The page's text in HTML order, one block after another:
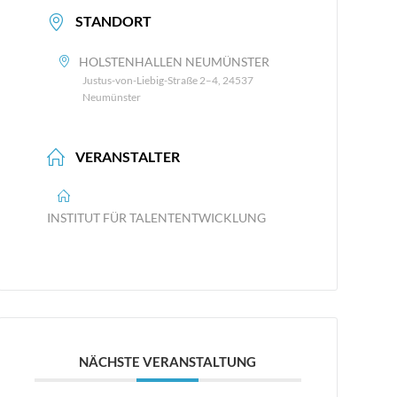
STANDORT
HOLSTENHALLEN NEUMÜNSTER
Justus-von-Liebig-Straße 2–4, 24537
Neumünster
VERANSTALTER
INSTITUT FÜR TALENTENTWICKLUNG
NÄCHSTE VERANSTALTUNG